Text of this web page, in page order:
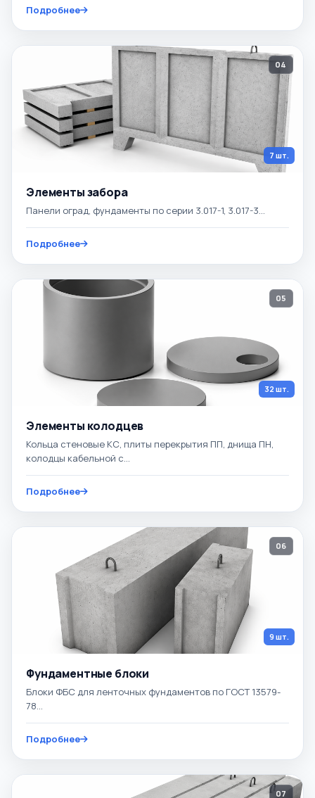
Подробнее
04
7 шт.
Элементы забора
Панели оград, фундаменты по серии 3.017-1, 3.017-3...
Подробнее
05
32 шт.
Элементы колодцев
Кольца стеновые КС, плиты перекрытия ПП, днища ПН,
колодцы кабельной с...
Подробнее
06
9 шт.
Фундаментные блоки
Блоки ФБС для ленточных фундаментов по ГОСТ 13579-
78...
Подробнее
07